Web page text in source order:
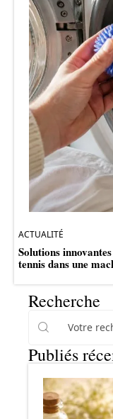
ACTUALITÉ
Solutions
tennis dans une
Recherche
Publiés